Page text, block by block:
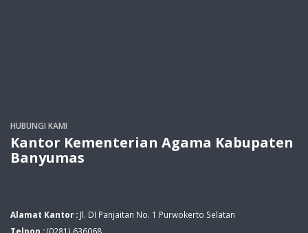
HUBUNGI KAMI
Kantor Kementerian Agama Kabupaten
Banyumas
Alamat Kantor : Jl. DI Panjaitan No. 1 Purwokerto Selatan
Telpon :(0281) 636068